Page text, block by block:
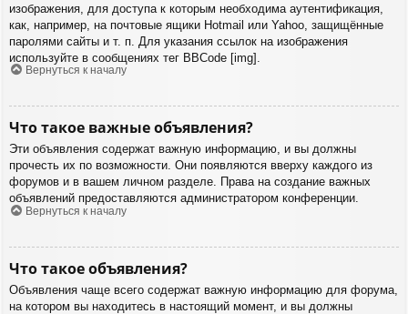
изображения, для доступа к которым необходима аутентификация,
как, например, на почтовые ящики Hotmail или Yahoo, защищённые
паролями сайты и т. п. Для указания ссылок на изображения
используйте в сообщениях тег BBCode [img].
Вернуться к началу
Что такое важные объявления?
Эти объявления содержат важную информацию, и вы должны
прочесть их по возможности. Они появляются вверху каждого из
форумов и в вашем личном разделе. Права на создание важных
объявлений предоставляются администратором конференции.
Вернуться к началу
Что такое объявления?
Объявления чаще всего содержат важную информацию для форума,
на котором вы находитесь в настоящий момент, и вы должны